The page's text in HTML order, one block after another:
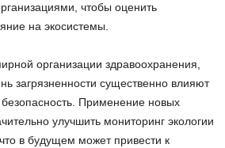
чтобы оценить
на экосистемы.
организации здравоохранения,
загрязненности существенно влияют
Применение новых
улучшить мониторинг экологии
в будущем может привести к